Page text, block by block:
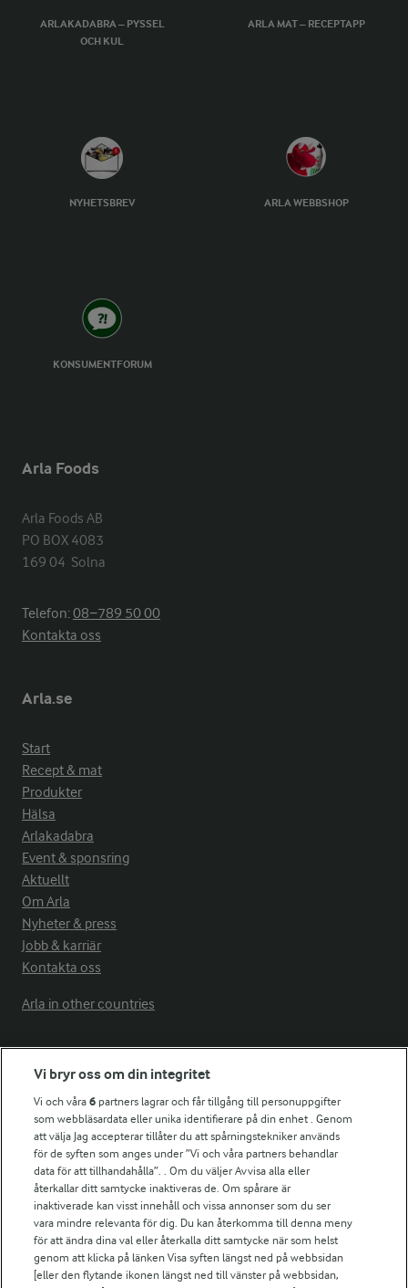
ARLAKADABRA – PYSSEL
OCH KUL
ARLA MAT – RECEPTAPP
NYHETSBREV ARLA WEBBSHOP
KONSUMENTFORUM
Arla Foods
Arla Foods AB
PO BOX 4083
169 04  Solna
Telefon:08−789 50 00
Kontakta oss
Arla.se
Start
Recept & mat
Produkter
Hälsa
Arlakadabra
Event & sponsring
Aktuellt
Om Arla
Nyheter & press
Jobb & karriär
Kontakta oss
Arla in other countries
Fler Arlasajter
För ägare
Arlas kundportal
Arla.com
Falbygdens Ost
Arla webbshop
Bildbank
Vi bryr oss om din integritet
Vi och våra6 partners lagrar och får tillgång till personuppgifter
som webbläsardata eller unika identifierare på din enhet . Genom
att välja Jag accepterar tillåter du att spårningstekniker används
för de syften som anges under ”Vi och våra partners behandlar
data för att tillhandahålla”. . Om du väljer Avvisa alla eller
återkallar ditt samtycke inaktiveras de. Om spårare är
inaktiverade kan visst innehåll och vissa annonser som du ser
vara mindre relevanta för dig. Du kan återkomma till denna meny
för att ändra dina val eller återkalla ditt samtycke när som helst
genom att klicka på länken Visa syften längst ned på webbsidan
[eller den flytande ikonen längst ned till vänster på webbsidan,